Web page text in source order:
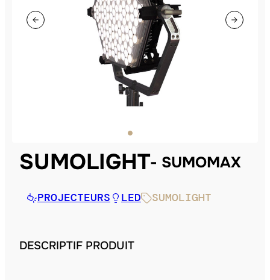
SUMOLIGHT SUMOMAX
PROJECTEURS LED SUMOLIGHT
DESCRIPTIF PRODUIT